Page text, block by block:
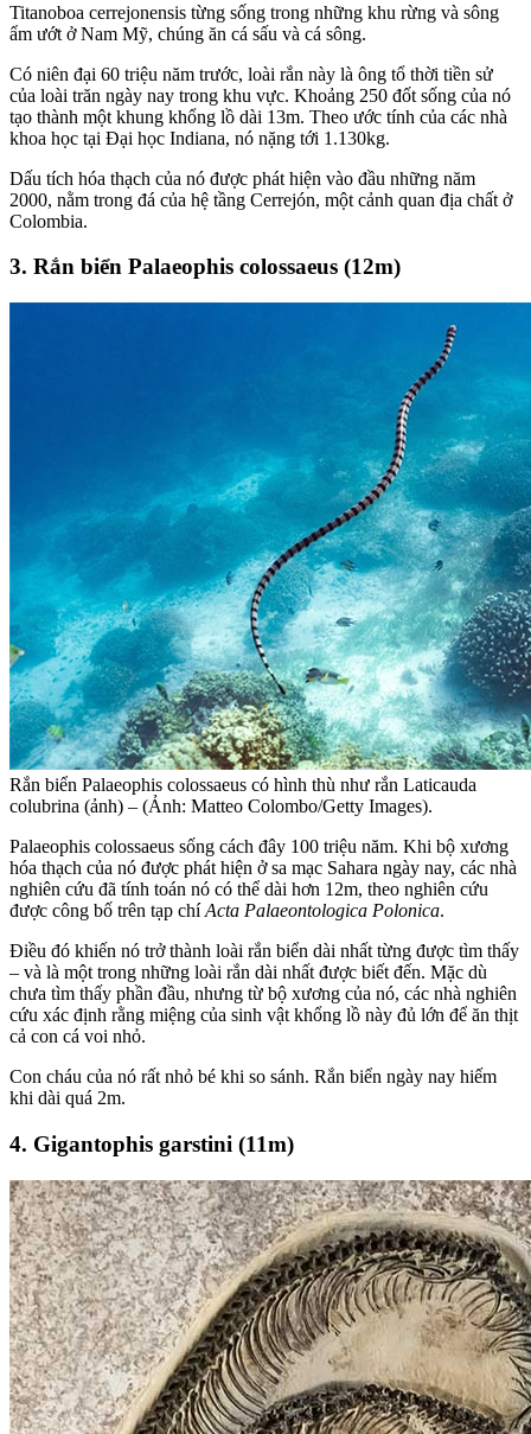
Titanoboa cerrejonensis từng sống trong những khu rừng và sông
ẩm ướt ở Nam Mỹ, chúng ăn cá sấu và cá sông.
Có niên đại 60 triệu năm trước, loài rắn này là ông tổ thời tiền sử
của loài trăn ngày nay trong khu vực. Khoảng 250 đốt sống của nó
tạo thành một khung khổng lồ dài 13m. Theo ước tính của các nhà
khoa học tại Đại học Indiana, nó nặng tới 1.130kg.
Dấu tích hóa thạch của nó được phát hiện vào đầu những năm
2000, nằm trong đá của hệ tầng Cerrejón, một cảnh quan địa chất ở
Colombia.
3. Rắn biển Palaeophis colossaeus (12m)
Rắn biển Palaeophis colossaeus có hình thù như rắn Laticauda
colubrina (ảnh) – (Ảnh: Matteo Colombo/Getty Images).
Palaeophis colossaeus sống cách đây 100 triệu năm. Khi bộ xương
hóa thạch của nó được phát hiện ở sa mạc Sahara ngày nay, các nhà
nghiên cứu đã tính toán nó có thể dài hơn 12m, theo nghiên cứu
được công bố trên tạp chíActa Palaeontologica Polonica.
Điều đó khiến nó trở thành loài rắn biển dài nhất từng được tìm thấy
– và là một trong những loài rắn dài nhất được biết đến. Mặc dù
chưa tìm thấy phần đầu, nhưng từ bộ xương của nó, các nhà nghiên
cứu xác định rằng miệng của sinh vật khổng lồ này đủ lớn để ăn thịt
cả con cá voi nhỏ.
Con cháu của nó rất nhỏ bé khi so sánh. Rắn biển ngày nay hiếm
khi dài quá 2m.
4. Gigantophis garstini (11m)